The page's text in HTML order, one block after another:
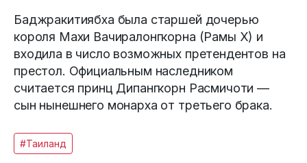
Баджракитиябха была старшей дочерью
короля Махи Вачиралонгкорна (Рамы X) и
входила в число возможных претендентов на
престол. Официальным наследником
считается принц Дипангкорн Расмичоти —
сын нынешнего монарха от третьего брака.
#Таиланд